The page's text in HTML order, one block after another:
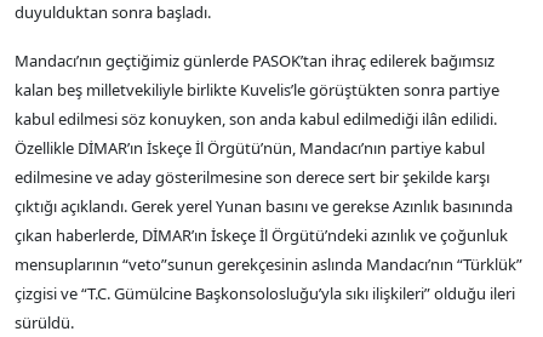
duyulduktan sonra başladı.
Mandacı’nın geçtiğimiz günlerde PASOK’tan ihraç edilerek bağımsız
kalan beş milletvekiliyle birlikte Kuvelis’le görüştükten sonra partiye
kabul edilmesi söz konuyken, son anda kabul edilmediği ilân edilidi.
Özellikle DİMAR’ın İskeçe İl Örgütü’nün, Mandacı’nın partiye kabul
edilmesine ve aday gösterilmesine son derece sert bir şekilde karşı
çıktığı açıklandı. Gerek yerel Yunan basını ve gerekse Azınlık basınında
çıkan haberlerde, DİMAR’ın İskeçe İl Örgütü’ndeki azınlık ve çoğunluk
mensuplarının “veto”sunun gerekçesinin aslında Mandacı’nın “Türklük”
çizgisi ve “T.C. Gümülcine Başkonsolosluğu’yla sıkı ilişkileri” olduğu ileri
sürüldü.